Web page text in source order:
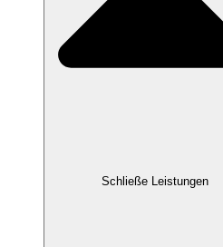
Schließe Leistungen